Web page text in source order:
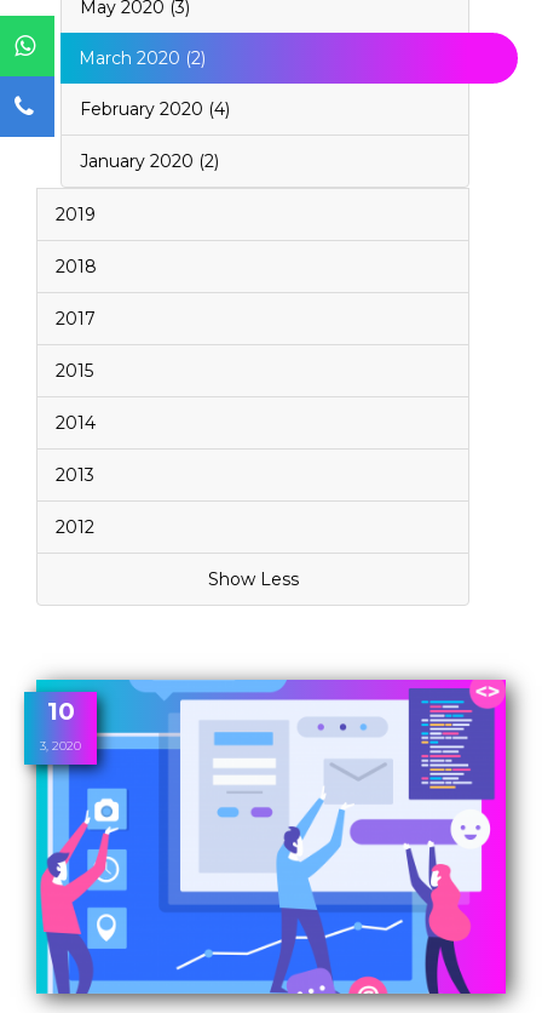
May 2020 (3)
March 2020 (2)
February 2020 (4)
January 2020 (2)
2019
2018
2017
2015
2014
2013
2012
Show Less
10
3, 2020